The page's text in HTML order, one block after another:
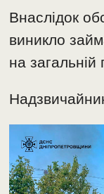
Внаслідок
виникло
на